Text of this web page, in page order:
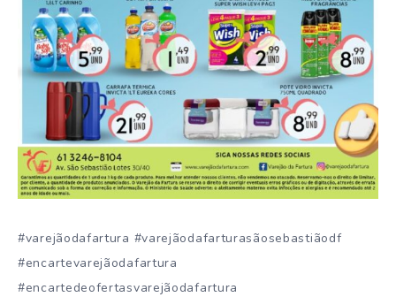
#varejãodafartura #varejãodafarturasãosebastiãodf
#encartevarejãodafartura
#encartedeofertasvarejãodafartura